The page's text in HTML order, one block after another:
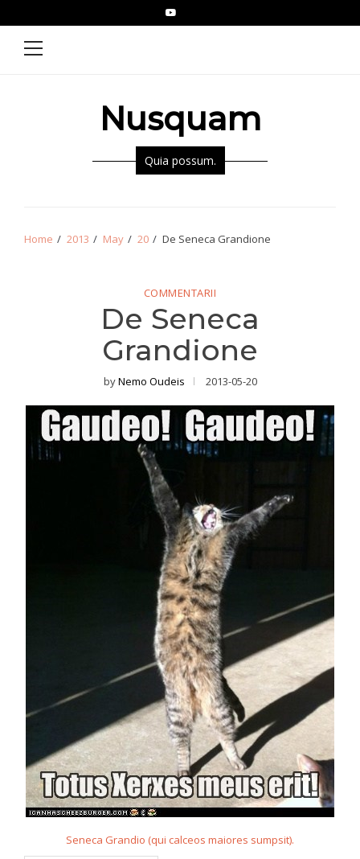
YouTube
Primary
Nusquam
Quia possum.
Home 2013 May 20 De Seneca Grandione
COMMENTARII
De Seneca
Grandione
byNemo Oudeis 2013-05-20
Seneca Grandio (qui calceos maiores sumpsit).